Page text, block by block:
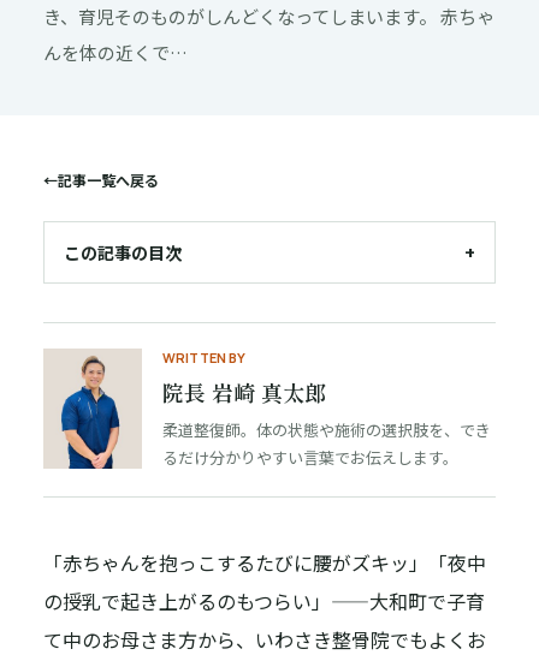
き、育児そのものがしんどくなってしまいます。 赤ちゃ
んを体の近くで…
←記事一覧へ戻る
この記事の目次 +
WRITTEN BY
院長 岩崎 真太郎
柔道整復師。体の状態や施術の選択肢を、でき
るだけ分かりやすい言葉でお伝えします。
「赤ちゃんを抱っこするたびに腰がズキッ」「夜中
の授乳で起き上がるのもつらい」——大和町で子育
て中のお母さま方から、いわさき整骨院でもよくお